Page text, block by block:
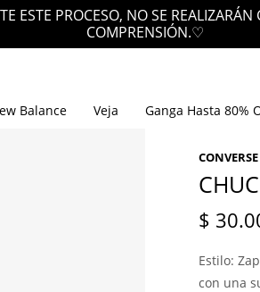
ESTE PROCESO, NO SE
COMPRENSIÓN.♡
Balance Veja Ganga Hasta 80%
CONVERSE
$
Estilo:
con una